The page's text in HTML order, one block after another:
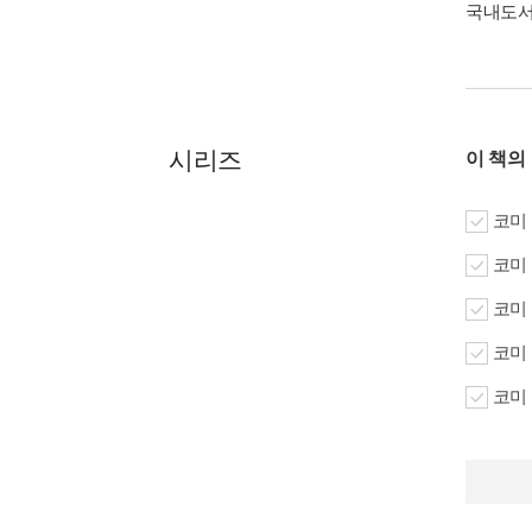
국내도
시리즈 이 책의
코
코
코
코
코